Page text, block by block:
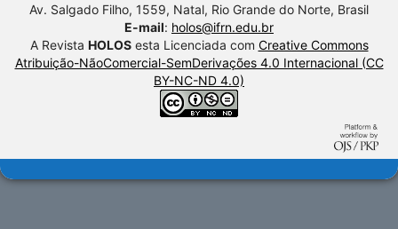
Av. Salgado Filho, 1559, Natal, Rio Grande do Norte, Brasil
E-mail: holos@ifrn.edu.br
A Revista HOLOSesta Licenciada com Creative Commons
Atribuição-NãoComercial-SemDerivações 4.0 Internacional (CC
BY-NC-ND 4.0)